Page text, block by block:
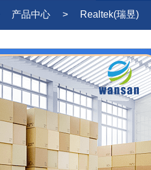
产品中心 > Realtek(瑞昱)